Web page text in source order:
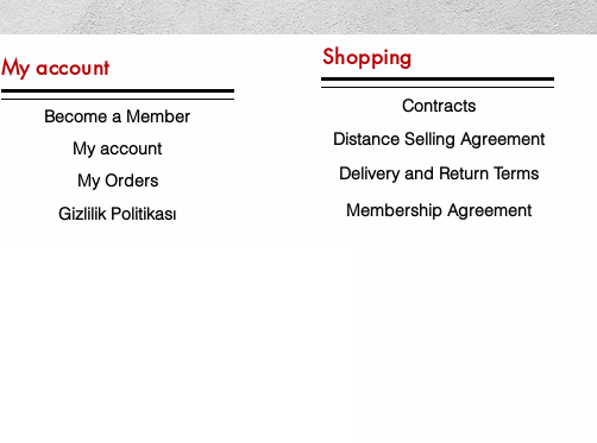
My account
Become a Member
My account
My Orders
Gizlilik Politikası
Shopping
Contracts
Distance Selling Agreement
Delivery and Return Terms
Membership Agreement